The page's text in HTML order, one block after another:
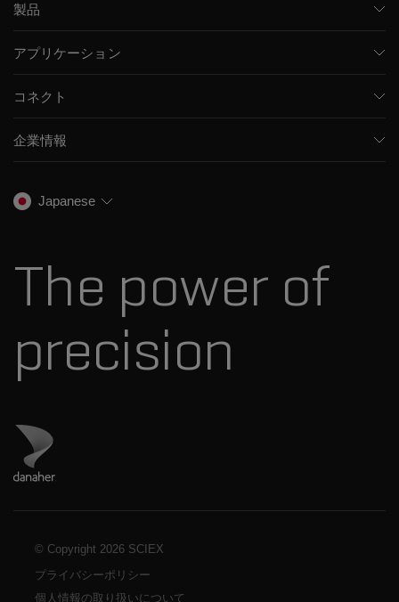
製品
キャピラリー電気泳動機器
統合ソリューション
スペクトルライブラリ
アプリケーション
環境分析
法医学ソリューション
コネクト
トレーニング
キャリア
企業情報
プレスリリース
Japanese
The power of
precision
ダナハーのサイトにアクセス
© Copyright 2026 SCIEX
プライバシーポリシー
個人情報の取り扱いについて